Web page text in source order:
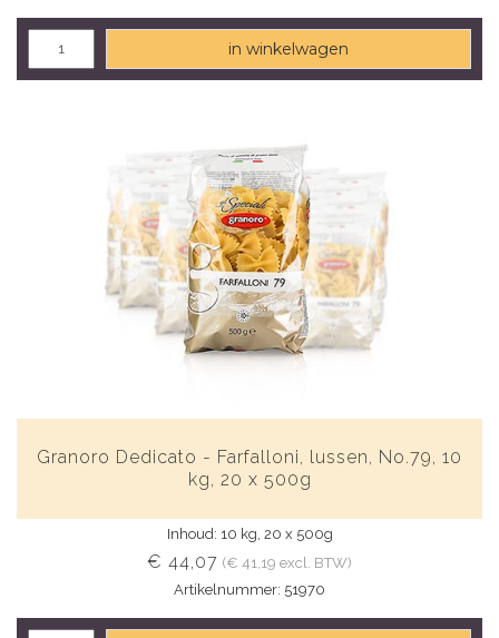
in winkelwagen
Granoro Dedicato - Farfalloni, lussen, No.79, 10
kg, 20 x 500g
Inhoud: 10 kg, 20 x 500g
€ 44,07 (€ 41,19 excl. BTW)
Artikelnummer: 51970